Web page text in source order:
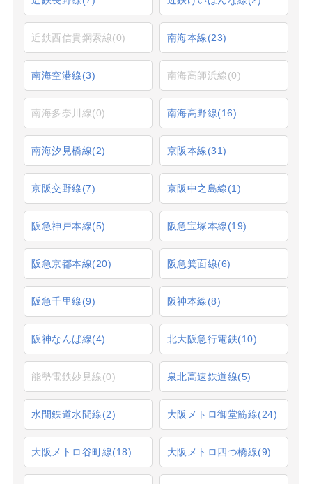
近鉄西信貴鋼索線(0) 南海本線(23)
南海空港線(3) 南海高師浜線(0)
南海多奈川線(0) 南海高野線(16)
南海汐見橋線(2) 京阪本線(31)
京阪交野線(7) 京阪中之島線(1)
阪急神戸本線(5) 阪急宝塚本線(19)
阪急京都本線(20) 阪急箕面線(6)
阪急千里線(9) 阪神本線(8)
阪神なんば線(4) 北大阪急行電鉄(10)
能勢電鉄妙見線(0) 泉北高速鉄道線(5)
水間鉄道水間線(2) 大阪メトロ御堂筋線(24)
大阪メトロ谷町線(18) 大阪メトロ四つ橋線(9)